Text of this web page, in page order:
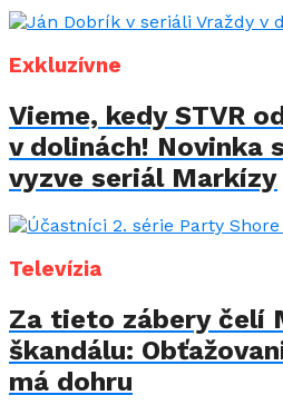
Exkluzívne
Vieme, kedy STVR
v dolinách! Novinka
vyzve seriál Markízy
Televízia
Za tieto zábery čelí
škandálu:
má dohru